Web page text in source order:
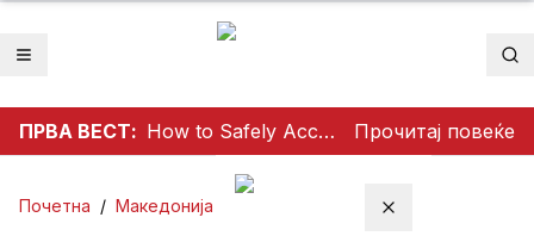
Отвори мени
ПРВА ВЕСТ: How to Safely Access Mathildtantot: A Step‑by‑Step Premium Guide Прочитај повеќе
Затвори мени
Почетна / Македонија